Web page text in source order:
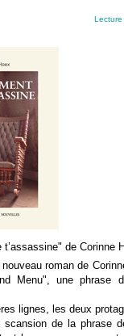
Lecture
t’assassine" de Corinne
nouveau roman de
Menu", une phrase
lignes, les deux
scansion de la phrase